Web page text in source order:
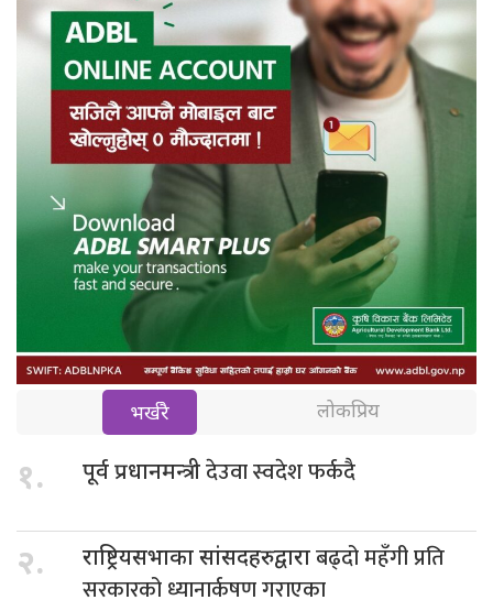
भर्खरै लोकप्रिय
१. पूर्व प्रधानमन्त्रीदेउवा स्वदेश फर्कदै
२. राष्ट्रियसभाका सांसदहरुद्वाराबढ्दो महँगी प्रति
सरकारको ध्यानार्कषण गराएका